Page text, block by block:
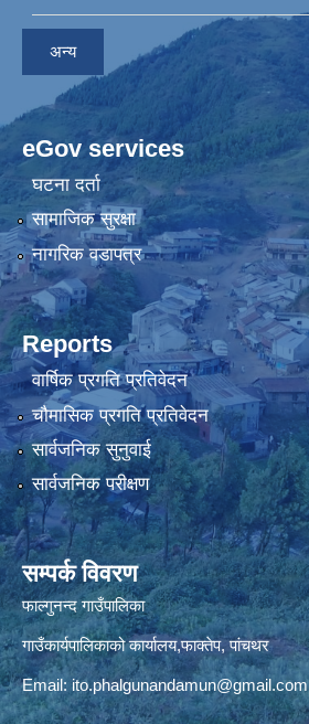
अन्य
eGov services
घटना दर्ता
सामाजिक सुरक्षा
नागरिक वडापत्र
Reports
वार्षिक प्रगति प्रतिवेदन
चौमासिक प्रगति प्रतिवेदन
सार्वजनिक सुनुवाई
सार्वजनिक परीक्षण
सम्पर्क विवरण
फाल्गुनन्द गाउँपालिका
गाउँकार्यपालिकाको कार्यालय,फाक्तेप, पांचथर
Email: ito.phalgunandamun@gmail.com